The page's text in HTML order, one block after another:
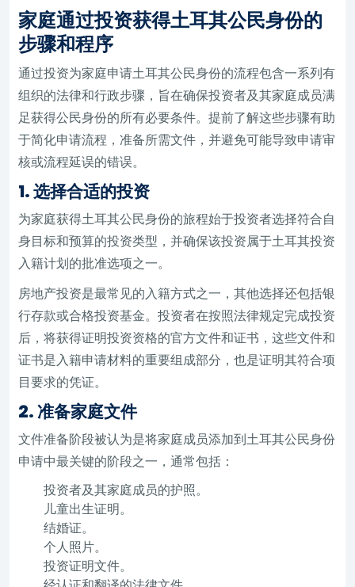
家庭通过投资获得土耳其公民身份的
步骤和程序
通过投资为家庭申请土耳其公民身份的流程包含一系列有
组织的法律和行政步骤，旨在确保投资者及其家庭成员满
足获得公民身份的所有必要条件。提前了解这些步骤有助
于简化申请流程，准备所需文件，并避免可能导致申请审
核或流程延误的错误。
1. 选择合适的投资
为家庭获得土耳其公民身份的旅程始于投资者选择符合自
身目标和预算的投资类型，并确保该投资属于土耳其投资
入籍计划的批准选项之一。
房地产投资是最常见的入籍方式之一，其他选择还包括银
行存款或合格投资基金。投资者在按照法律规定完成投资
后，将获得证明投资资格的官方文件和证书，这些文件和
证书是入籍申请材料的重要组成部分，也是证明其符合项
目要求的凭证。
2. 准备家庭文件
文件准备阶段被认为是将家庭成员添加到土耳其公民身份
申请中最关键的阶段之一，通常包括：
投资者及其家庭成员的护照。
儿童出生证明。
结婚证。
个人照片。
投资证明文件。